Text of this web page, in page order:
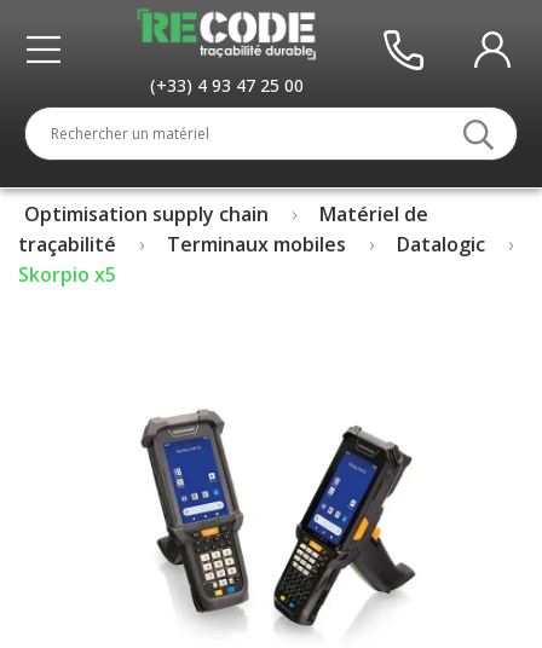
(+33) 4 93 47 25 00
Optimisation supply chain
Matériel de
traçabilité
Terminaux mobiles
Datalogic
Skorpio x5